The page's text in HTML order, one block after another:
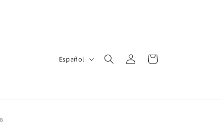
Español
Iniciar
sesión
Carrito